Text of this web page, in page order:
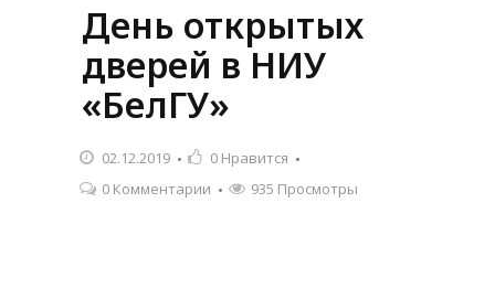
День открытых
дверей в НИУ
«БелГУ»
02.12.2019 0 Нравится
0 Комментарии
935 Просмотры